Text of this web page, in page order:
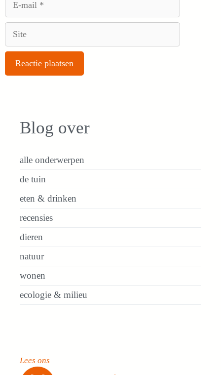
Blog over
alle onderwerpen
de tuin
eten & drinken
recensies
dieren
natuur
wonen
ecologie & milieu
Lees ons